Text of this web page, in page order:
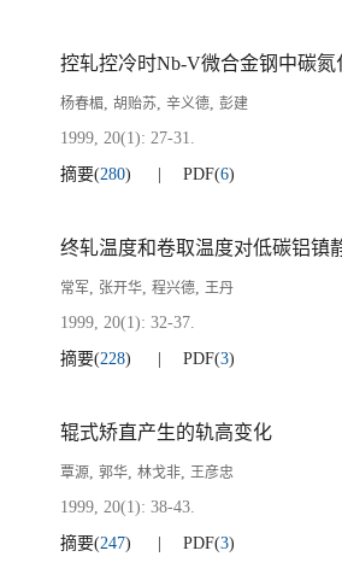
控轧控冷时Nb-V微合金钢中碳氮
杨春楣, 胡贻苏, 辛义德, 彭建
1999, 20(1): 27-31.
摘要(280) PDF(6)
终轧温度和卷取温度对低碳铝镇
常军, 张开华, 程兴德, 王丹
1999, 20(1): 32-37.
摘要(228) PDF(3)
辊式矫直产生的轨高变化
覃源, 郭华, 林戈非, 王彦忠
1999, 20(1): 38-43.
摘要(247) PDF(3)